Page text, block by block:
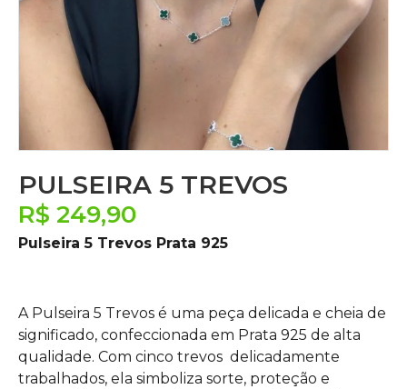
PULSEIRA 5 TREVOS
R$ 249,90
Pulseira 5 Trevos Prata 925
A Pulseira 5 Trevos é uma peça delicada e cheia de
significado, confeccionada em Prata 925 de alta
qualidade. Com cinco trevos delicadamente
trabalhados, ela simboliza sorte, proteção e